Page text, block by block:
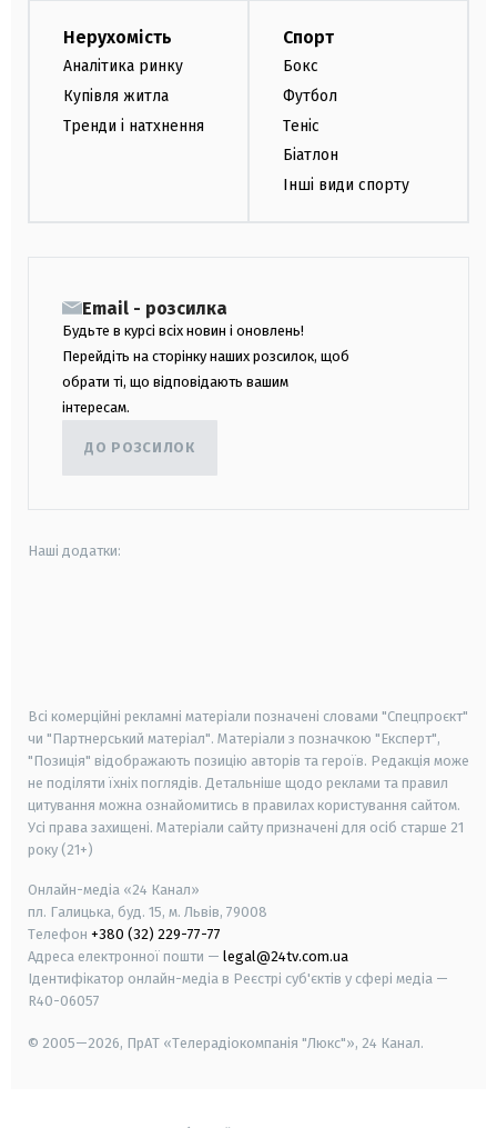
Нерухомість
Аналітика ринку
Купівля житла
Тренди і натхнення
Спорт
Бокс
Футбол
Теніс
Біатлон
Інші види спорту
Email - розсилка
Будьте в курсі всіх новин і оновлень!
Перейдіть на сторінку наших розсилок, щоб
обрати ті, що відповідають вашим
інтересам.
ДО РОЗСИЛОК
Наші додатки:
Всі комерційні рекламні матеріали позначені словами "Спецпроєкт"
чи "Партнерський матеріал". Матеріали з позначкою "Експерт",
"Позиція" відображають позицію авторів та героїв. Редакція може
не поділяти їхніх поглядів. Детальніше щодо реклами та правил
цитування можна ознайомитись в правилах користування сайтом.
Усі права захищені. Матеріали сайту призначені для осіб старше 21
року (21+)
Онлайн-медіа «24 Канал»
пл. Галицька, буд. 15, м. Львів, 79008
Телефон +380 (32) 229-77-77
Адреса електронної пошти — legal@24tv.com.ua
Ідентифікатор онлайн-медіа в Реєстрі суб'єктів у сфері медіа —
R40-06057
© 2005—2026, ПрАТ «Телерадіокомпанія "Люкс"», 24 Канал.